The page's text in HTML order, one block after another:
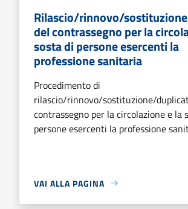
Rilascio/rinnovo/
del contrassegno per la
sosta di persone esercenti la
professione sanitaria
Procedimento di
rilascio/rinnovo/sostituzione/
contrassegno per la circolazione e la
persone esercenti la professione
VAI ALLA PAGINA